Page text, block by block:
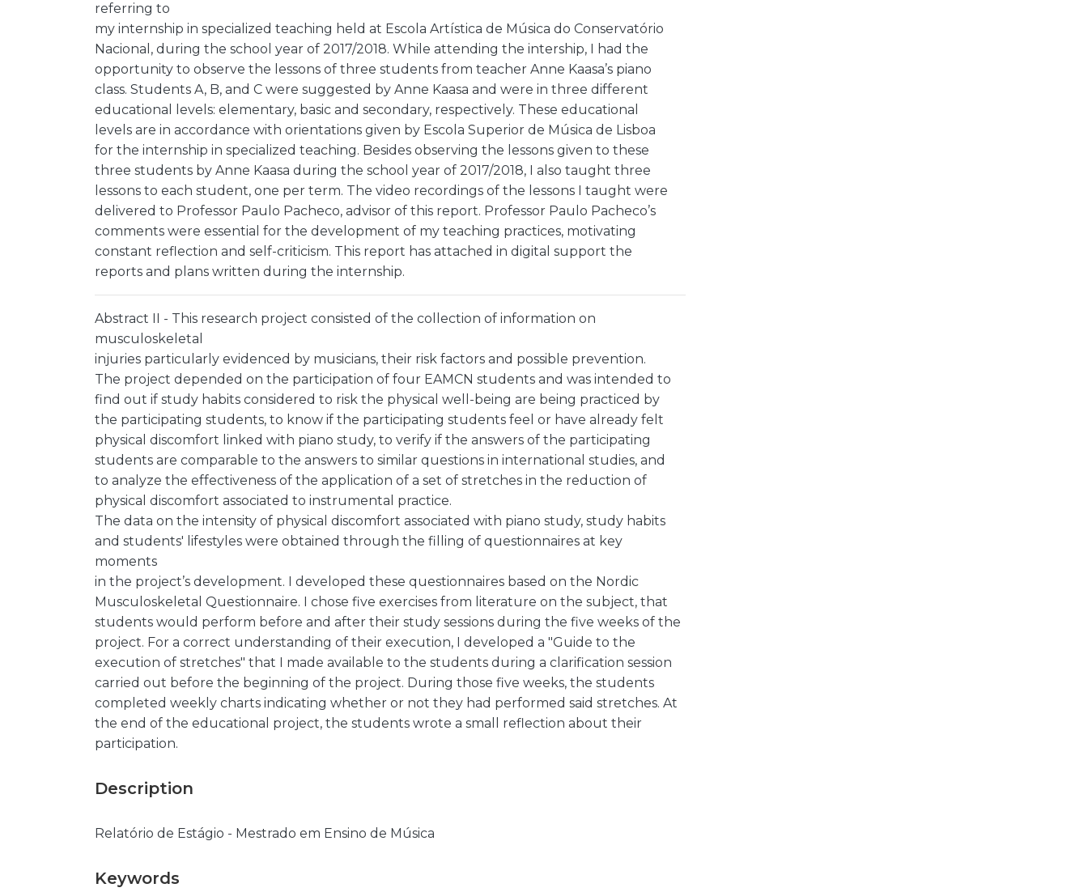
referring to
my internship in specialized teaching held at Escola Artística de Música do Conservatório
Nacional, during the school year of 2017/2018. While attending the intership, I had the
opportunity to observe the lessons of three students from teacher Anne Kaasa’s piano
class. Students A, B, and C were suggested by Anne Kaasa and were in three different
educational levels: elementary, basic and secondary, respectively. These educational
levels are in accordance with orientations given by Escola Superior de Música de Lisboa
for the internship in specialized teaching. Besides observing the lessons given to these
three students by Anne Kaasa during the school year of 2017/2018, I also taught three
lessons to each student, one per term. The video recordings of the lessons I taught were
delivered to Professor Paulo Pacheco, advisor of this report. Professor Paulo Pacheco’s
comments were essential for the development of my teaching practices, motivating
constant reflection and self-criticism. This report has attached in digital support the
reports and plans written during the internship.
Abstract II - This research project consisted of the collection of information on
musculoskeletal
injuries particularly evidenced by musicians, their risk factors and possible prevention.
The project depended on the participation of four EAMCN students and was intended to
find out if study habits considered to risk the physical well-being are being practiced by
the participating students, to know if the participating students feel or have already felt
physical discomfort linked with piano study, to verify if the answers of the participating
students are comparable to the answers to similar questions in international studies, and
to analyze the effectiveness of the application of a set of stretches in the reduction of
physical discomfort associated to instrumental practice.
The data on the intensity of physical discomfort associated with piano study, study habits
and students' lifestyles were obtained through the filling of questionnaires at key
moments
in the project’s development. I developed these questionnaires based on the Nordic
Musculoskeletal Questionnaire. I chose five exercises from literature on the subject, that
students would perform before and after their study sessions during the five weeks of the
project. For a correct understanding of their execution, I developed a "Guide to the
execution of stretches" that I made available to the students during a clarification session
carried out before the beginning of the project. During those five weeks, the students
completed weekly charts indicating whether or not they had performed said stretches. At
the end of the educational project, the students wrote a small reflection about their
participation.
Description
Relatório de Estágio - Mestrado em Ensino de Música
Keywords